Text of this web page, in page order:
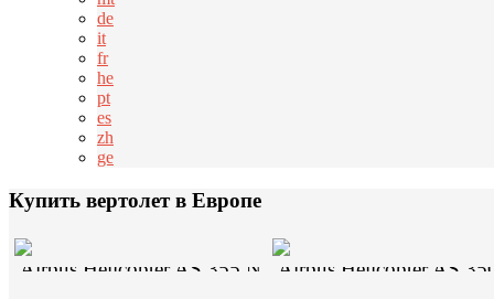
de
it
fr
he
pt
es
zh
ge
Купить вертолет в Европе
Airbus Helicopter AS 355 N Airbus Helicopter AS